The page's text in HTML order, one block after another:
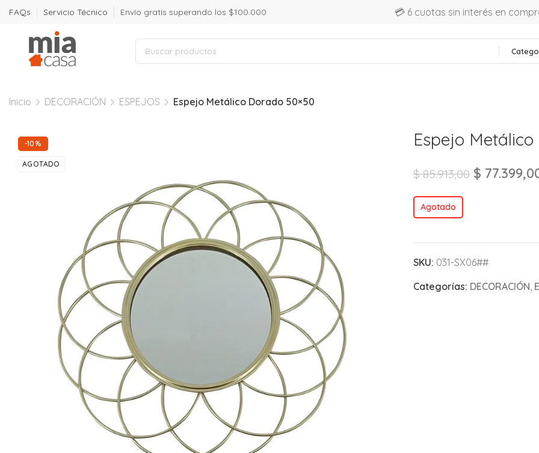
FAQs Servicio Técnico Envío gratís superando los $100.000 💳 6 cuotas sin interés en
Inicio DECORACIÓN ESPEJOS Espejo Metálico Dorado 50×50
-10%
AGOTADO
Espejo
$85.913,00 $
Agotado
SKU: 031-SX06##
Categorías: DECORACIÓN